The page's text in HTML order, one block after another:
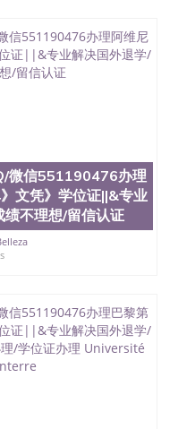
微信551190476办理
文凭》学位证||&专业
不理想/留信认证